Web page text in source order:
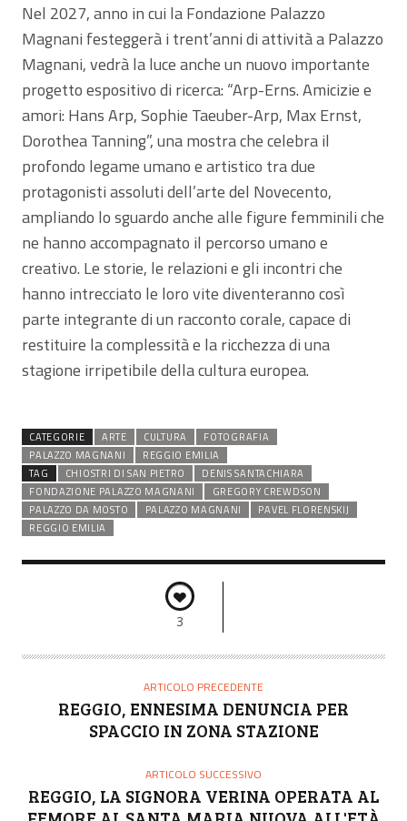
Nel 2027, anno in cui la Fondazione Palazzo
Magnani festeggerà i trent’anni di attività a Palazzo
Magnani, vedrà la luce anche un nuovo importante
progetto espositivo di ricerca: “Arp-Erns. Amicizie e
amori: Hans Arp, Sophie Taeuber-Arp, Max Ernst,
Dorothea Tanning”, una mostra che celebra il
profondo legame umano e artistico tra due
protagonisti assoluti dell’arte del Novecento,
ampliando lo sguardo anche alle figure femminili che
ne hanno accompagnato il percorso umano e
creativo. Le storie, le relazioni e gli incontri che
hanno intrecciato le loro vite diventeranno così
parte integrante di un racconto corale, capace di
restituire la complessità e la ricchezza di una
stagione irripetibile della cultura europea.
CATEGORIE ARTE CULTURA
FOTOGRAFIA
PALAZZO MAGNANI
REGGIO EMILIA
TAG
CHIOSTRI DI SAN PIETRO
DENIS SANTACHIARA
FONDAZIONE PALAZZO MAGNANI
GREGORY CREWDSON
PALAZZO DA MOSTO
PALAZZO MAGNANI
PAVEL FLORENSKIJ
REGGIO EMILIA
3
ARTICOLO PRECEDENTE
REGGIO, ENNESIMA DENUNCIA PER
SPACCIO IN ZONA STAZIONE
ARTICOLO SUCCESSIVO
REGGIO, LA SIGNORA VERINA OPERATA AL